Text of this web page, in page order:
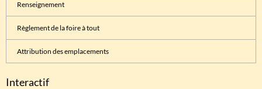
Renseignement
Règlement de la foire à tout
Attribution des emplacements
Interactif